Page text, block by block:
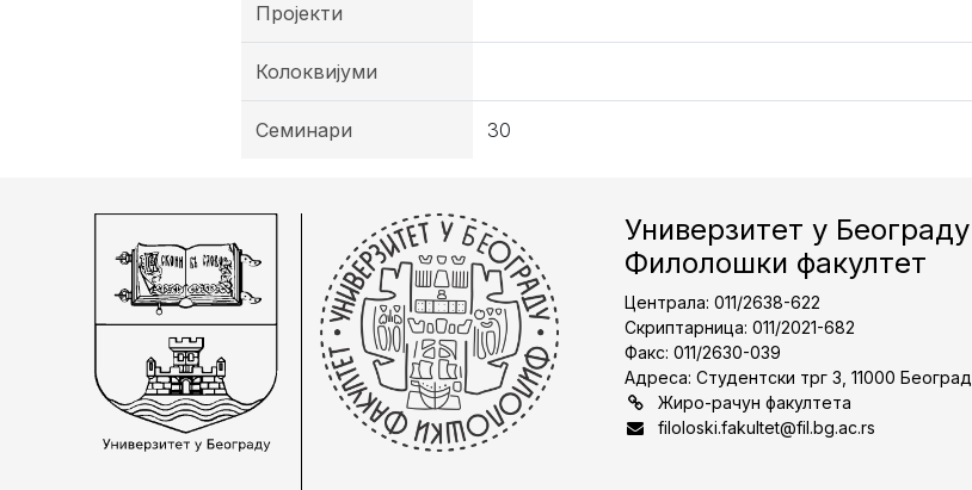
Пројекти
Колоквијуми
Семинари 30
Универзитет у Београду
Филолошки факултет
Централа: 011/2638-622
Скриптарница: 011/2021-682
Факс: 011/2630-039
Адреса: Студентски трг 3, 11000 Београд
Жиро-рачун факултета
filoloski.fakultet@fil.bg.ac.rs